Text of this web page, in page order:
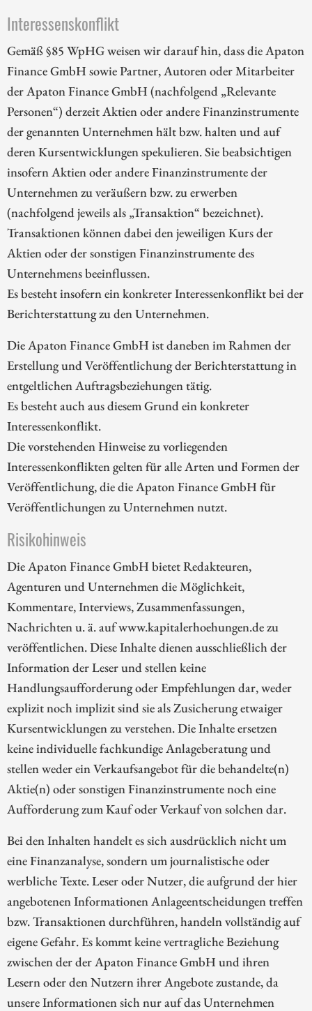
Interessenskonflikt
Gemäß §85 WpHG weisen wir darauf hin, dass die Apaton
Finance GmbH sowie Partner, Autoren oder Mitarbeiter
der Apaton Finance GmbH (nachfolgend „Relevante
Personen“) derzeit Aktien oder andere Finanzinstrumente
der genannten Unternehmen hält bzw. halten und auf
deren Kursentwicklungen spekulieren. Sie beabsichtigen
insofern Aktien oder andere Finanzinstrumente der
Unternehmen zu veräußern bzw. zu erwerben
(nachfolgend jeweils als „Transaktion“ bezeichnet).
Transaktionen können dabei den jeweiligen Kurs der
Aktien oder der sonstigen Finanzinstrumente des
Unternehmens beeinflussen.
Es besteht insofern ein konkreter Interessenkonflikt bei der
Berichterstattung zu den Unternehmen.
Die Apaton Finance GmbH ist daneben im Rahmen der
Erstellung und Veröffentlichung der Berichterstattung in
entgeltlichen Auftragsbeziehungen tätig.
Es besteht auch aus diesem Grund ein konkreter
Interessenkonflikt.
Die vorstehenden Hinweise zu vorliegenden
Interessenkonflikten gelten für alle Arten und Formen der
Veröffentlichung, die die Apaton Finance GmbH für
Veröffentlichungen zu Unternehmen nutzt.
Risikohinweis
Die Apaton Finance GmbH bietet Redakteuren,
Agenturen und Unternehmen die Möglichkeit,
Kommentare, Interviews, Zusammenfassungen,
Nachrichten u. ä. auf www.kapitalerhoehungen.de zu
veröffentlichen. Diese Inhalte dienen ausschließlich der
Information der Leser und stellen keine
Handlungsaufforderung oder Empfehlungen dar, weder
explizit noch implizit sind sie als Zusicherung etwaiger
Kursentwicklungen zu verstehen. Die Inhalte ersetzen
keine individuelle fachkundige Anlageberatung und
stellen weder ein Verkaufsangebot für die behandelte(n)
Aktie(n) oder sonstigen Finanzinstrumente noch eine
Aufforderung zum Kauf oder Verkauf von solchen dar.
Bei den Inhalten handelt es sich ausdrücklich nicht um
eine Finanzanalyse, sondern um journalistische oder
werbliche Texte. Leser oder Nutzer, die aufgrund der hier
angebotenen Informationen Anlageentscheidungen treffen
bzw. Transaktionen durchführen, handeln vollständig auf
eigene Gefahr. Es kommt keine vertragliche Beziehung
zwischen der der Apaton Finance GmbH und ihren
Lesern oder den Nutzern ihrer Angebote zustande, da
unsere Informationen sich nur auf das Unternehmen